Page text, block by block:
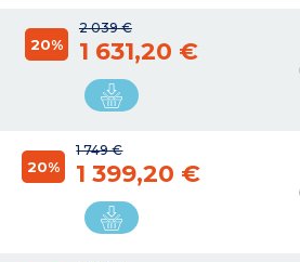
2 039 €
20% 1 631,20 €
1 749 €
20% 1 399,20 €